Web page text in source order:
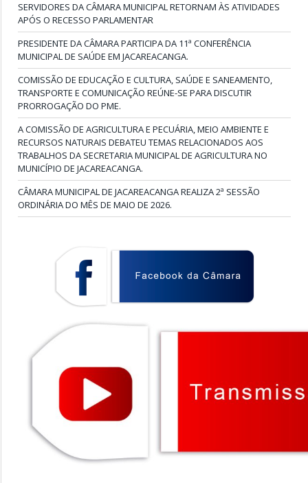
SERVIDORES DA CÂMARA MUNICIPAL RETORNAM ÀS ATIVIDADES
APÓS O RECESSO PARLAMENTAR
PRESIDENTE DA CÂMARA PARTICIPA DA 11ª CONFERÊNCIA
MUNICIPAL DE SAÚDE EM JACAREACANGA.
COMISSÃO DE EDUCAÇÃO E CULTURA, SAÚDE E SANEAMENTO,
TRANSPORTE E COMUNICAÇÃO REÚNE-SE PARA DISCUTIR
PRORROGAÇÃO DO PME.
A COMISSÃO DE AGRICULTURA E PECUÁRIA, MEIO AMBIENTE E
RECURSOS NATURAIS DEBATEU TEMAS RELACIONADOS AOS
TRABALHOS DA SECRETARIA MUNICIPAL DE AGRICULTURA NO
MUNICÍPIO DE JACAREACANGA.
CÂMARA MUNICIPAL DE JACAREACANGA REALIZA 2ª SESSÃO
ORDINÁRIA DO MÊS DE MAIO DE 2026.